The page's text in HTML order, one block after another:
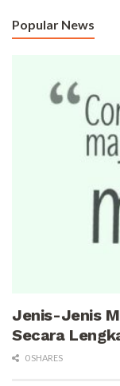
Popular News
Jenis-Jenis
Secara
0 SHARES